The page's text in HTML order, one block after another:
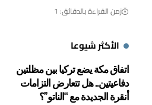
زمن القراءة بالدقائق: 1
الأكثر شيوعا
اتفاق مكة يضع تركيا بين مظلتين
دفاعيتين.. هل تتعارض التزامات
أنقرة الجديدة مع “الناتو”؟